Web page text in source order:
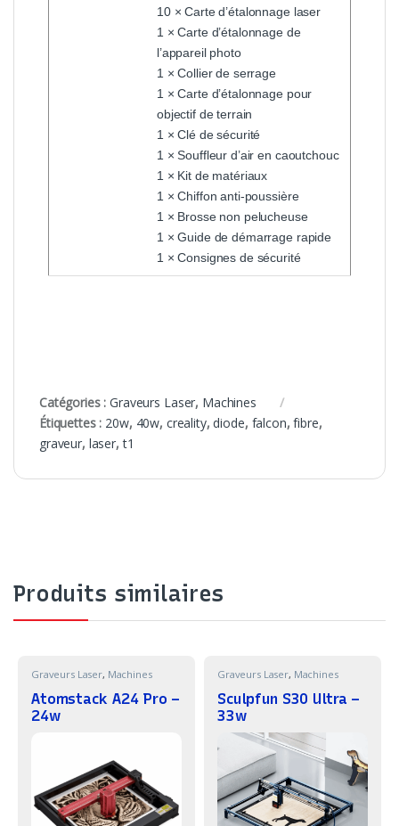
10 × Carte d’étalonnage laser
1 × Carte d’étalonnage de
l’appareil photo
1 × Collier de serrage
1 × Carte d’étalonnage pour
objectif de terrain
1 × Clé de sécurité
1 × Souffleur d’air en caoutchouc
1 × Kit de matériaux
1 × Chiffon anti-poussière
1 × Brosse non pelucheuse
1 × Guide de démarrage rapide
1 × Consignes de sécurité
Catégories :Graveurs Laser, Machines
Étiquettes : 20w, 40w, creality,diode, falcon,fibre,
graveur, laser,t1
Produits similaires
Graveurs Laser, Machines
Atomstack A24 Pro –
24w
Graveurs Laser, Machines
Sculpfun S30 Ultra –
33w